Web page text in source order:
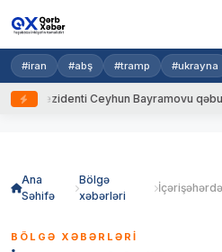
#iran #abş #tramp #ukrayna
Ceyhun Bayramovu qəbul edib
Ana
Səhifə
Bölgə
xəbərləri
BÖLGƏ XƏBƏRLƏRI